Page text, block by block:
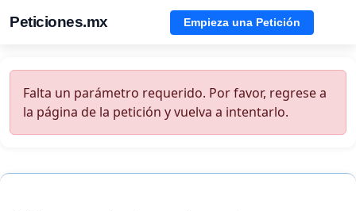
Peticiones.mx Empieza una Petición
Falta un parámetro requerido. Por favor, regrese a
la página de la petición y vuelva a intentarlo.